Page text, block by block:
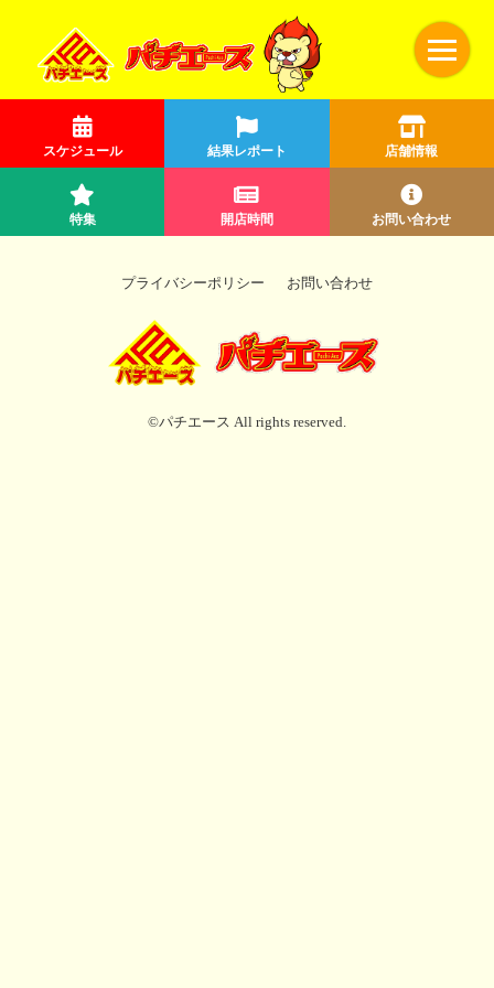
スケジュール 結果レポート 店舗情報
特集 開店時間 お問い合わせ
プライバシーポリシー お問い合わせ
©パチエース All rights reserved.